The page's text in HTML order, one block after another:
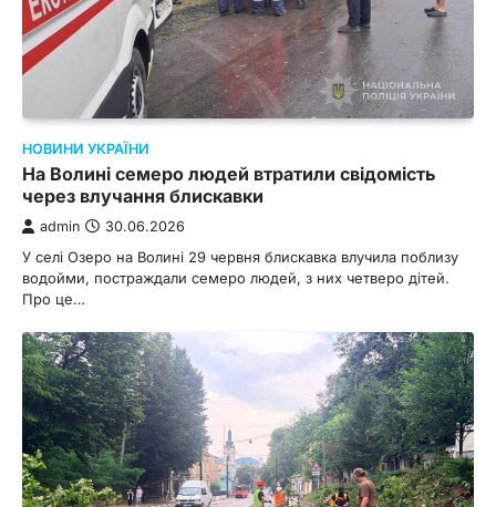
НОВИНИ УКРАЇНИ
На Волині семеро людей втратили свідомість
через влучання блискавки
admin 30.06.2026
У селі Озеро на Волині 29 червня блискавка влучила поблизу
водойми, постраждали семеро людей, з них четверо дітей.
Про це…